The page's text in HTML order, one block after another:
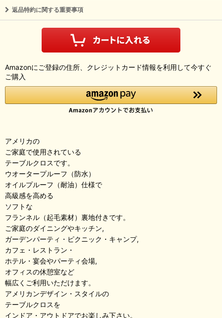
返品特約に関する重要事項
Amazonにご登録の住所、クレジットカード情報を利用して今すぐ
ご購入
アメリカの
ご家庭で使用されている
テーブルクロスです。
ウオータープルーフ（防水）
オイルプルーフ（耐油）仕様で
高級感を高める
ソフトな
フランネル（起毛素材）裏地付きです。
ご家庭のダイニングやキッチン,
ガーデンパーティ・ピクニック・キャンプ,
カフェ・レストラン・
ホテル・宴会やパーティ会場,
オフィスの休憩室など
幅広くご利用いただけます。
アメリカンデザイン・スタイルの
テーブルクロスを
インドア・アウトドアでお楽しみ下さい。